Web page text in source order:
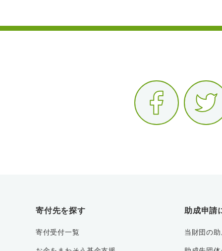
寄付先を探す
寄付受付一覧
助成申請
当財団の